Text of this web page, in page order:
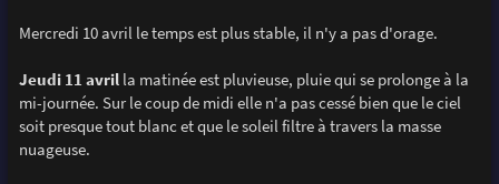
Mercredi 10 avril le temps est plus stable, il n'y a pas d'orage.
Jeudi 11 avrilla matinée est pluvieuse, pluie qui se prolonge à la
mi-journée. Sur le coup de midi elle n'a pas cessé bien que le ciel
soit presque tout blanc et que le soleil filtre à travers la masse
nuageuse.